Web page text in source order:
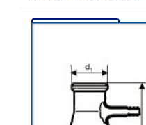
Ver mais...